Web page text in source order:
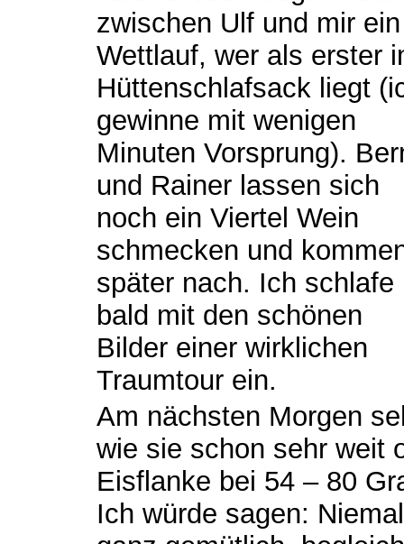
zwischen Ulf und mir ein
Wettlauf, wer als erster
Hüttenschlafsack liegt
gewinne mit wenigen
Minuten Vorsprung).
und Rainer lassen sich
noch ein Viertel Wein
schmecken und
später nach. Ich schlafe
bald mit den schönen
Bilder einer wirklichen
Traumtour ein.
Am nächsten Morgen
wie sie schon sehr weit
Eisflanke bei 54 – 80
Ich würde sagen: